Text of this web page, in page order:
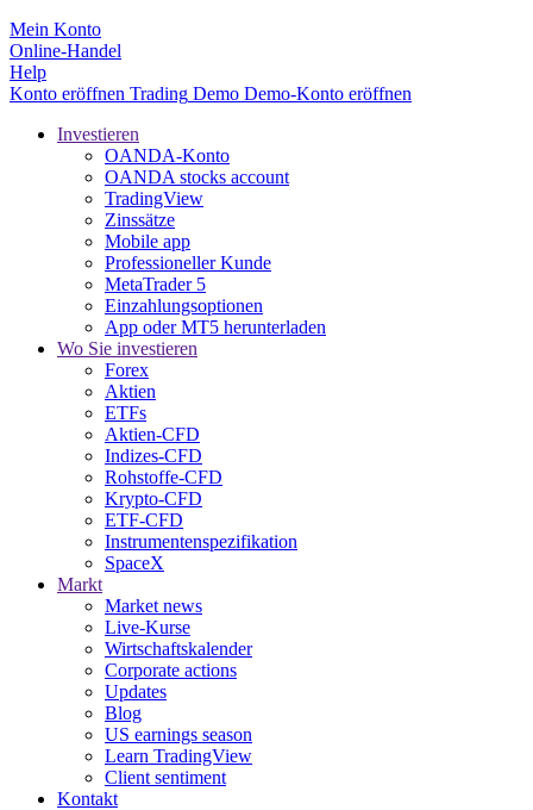
Mein Konto
Online-Handel
Help
Konto eröffnen Trading Demo Demo-Konto eröffnen
Investieren
OANDA-Konto
OANDA stocks account
TradingView
Zinssätze
Mobile app
Professioneller Kunde
MetaTrader 5
Einzahlungsoptionen
App oder MT5 herunterladen
Wo Sie investieren
Forex
Aktien
ETFs
Aktien-CFD
Indizes-CFD
Rohstoffe-CFD
Krypto-CFD
ETF-CFD
Instrumentenspezifikation
SpaceX
Markt
Market news
Live-Kurse
Wirtschaftskalender
Corporate actions
Updates
Blog
US earnings season
Learn TradingView
Client sentiment
Kontakt